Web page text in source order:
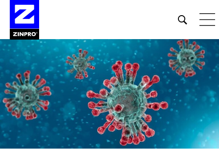
Open
site
search
form
Rechercher :